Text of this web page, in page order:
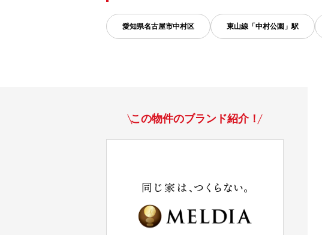
愛知県名古屋市中村区 東山線「中村公園」駅
この物件のブランド紹介！